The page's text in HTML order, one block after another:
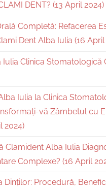
DENT? (13 April 2024)
Completă: Refacerea
Dent Alba Iulia (16 April
Clinica Stomatologică
Iulia la Clinica
vă Zâmbetul cu
2024)
Clamident Alba Iulia
Complexe? (16 April
Dinților: Procedură,